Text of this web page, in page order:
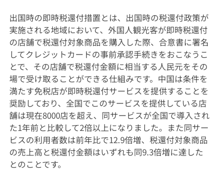
出国時の即時税還付措置とは、出国時の税還付政策が
実施される地域において、外国人観光客が即時税還付
の店舗で税還付対象商品を購入した際、合意書に署名
してクレジットカードの事前承認手続きをおこなうこ
とで、その店舗で税還付金額に相当する人民元をその
場で受け取ることができる仕組みです。中国は条件を
満たす免税店が即時税還付サービスを提供することを
奨励しており、全国でこのサービスを提供している店
舗は現在8000店を超え、同サービスが全国で導入され
た1年前と比較して2倍以上になりました。また同サー
ビスの利用者数は前年比で12.9倍増、税還付対象商品
の売上高と税還付金額はいずれも同9.3倍増に達した
とのことです。